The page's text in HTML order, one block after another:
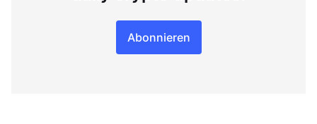
Abonnieren